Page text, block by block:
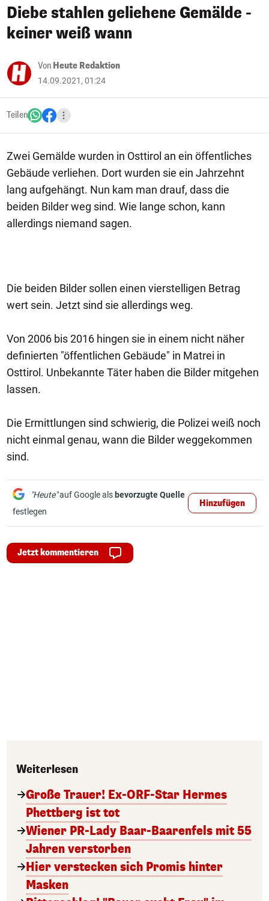
Diebe stahlen geliehene Gemälde -
keiner weiß wann
Von Heute Redaktion
14.09.2021, 01:24
Teilen
Zwei Gemälde wurden in Osttirol an ein öffentliches
Gebäude verliehen. Dort wurden sie ein Jahrzehnt
lang aufgehängt. Nun kam man drauf, dass die
beiden Bilder weg sind. Wie lange schon, kann
allerdings niemand sagen.
Die beiden Bilder sollen einen vierstelligen Betrag
wert sein. Jetzt sind sie allerdings weg.
Von 2006 bis 2016 hingen sie in einem nicht näher
definierten "öffentlichen Gebäude" in Matrei in
Osttirol. Unbekannte Täter haben die Bilder mitgehen
lassen.
Die Ermittlungen sind schwierig, die Polizei weiß noch
nicht einmal genau, wann die Bilder weggekommen
sind.
"Heute"auf Google als bevorzugte Quelle
festlegen
Hinzufügen
Jetzt kommentieren
Weiterlesen
Große Trauer! Ex-ORF-Star Hermes
Phettberg ist tot
Wiener PR-Lady Baar-Baarenfels mit 55
Jahren verstorben
Hier verstecken sich Promis hinter
Masken